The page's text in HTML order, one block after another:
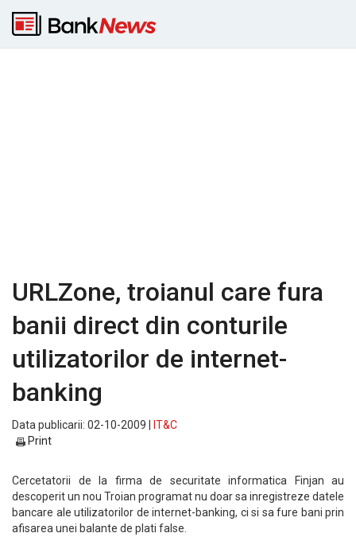
URLZone, troianul care fura
banii direct din conturile
utilizatorilor de internet-
banking
Data publicarii: 02-10-2009 |
IT&C
Print
Cercetatorii de la firma de securitate informatica Finjan au
descoperit un nou Troian programat nu doar sa inregistreze datele
bancare ale utilizatorilor de internet-banking, ci si sa fure bani prin
afisarea unei balante de plati false.